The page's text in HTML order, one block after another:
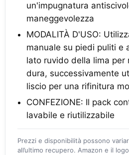
un'impugnatura
maneggevolezza
MODALITÀ D'USO:
manuale su piedi puliti e
lato ruvido della lima per
dura, successivamente
liscio per una rifinitura
CONFEZIONE: Il pack
lavabile e riutilizzabile
Prezzi e disponibilità possono
all’ultimo recupero. Amazon e il